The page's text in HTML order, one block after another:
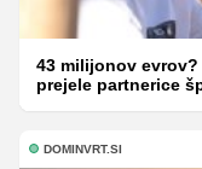
43 milijonov
prejele partnerice
DOMINVRT.SI